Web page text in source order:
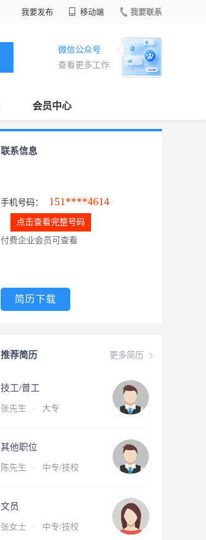
我要发布 移动端 我要联系
微信公众号
查看更多工作
会员中心
联系信息
手机号码： 151****4614
点击查看完整号码
付费企业会员可查看
简历下载
更多简历
推荐简历
技工/普工
张先生 · 大专
其他职位
陈先生 · 中专/技校
文员
张女士 · 中专/技校